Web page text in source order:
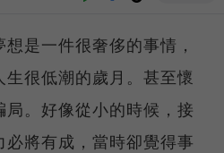
是一件很奢侈的事情，
很低潮的歲月。甚至懷
。好像從小的時候，接
將有成，當時卻覺得事